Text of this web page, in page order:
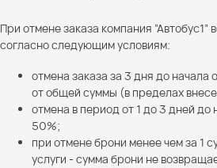
При отмене заказа компания
согласно следующим условиям:
отмена заказа за 3 дня до начала
от общей суммы (в пределах
отмена в период от 1 до 3 дней до
50%;
при отмене брони менее чем за 1
услуги - сумма брони не